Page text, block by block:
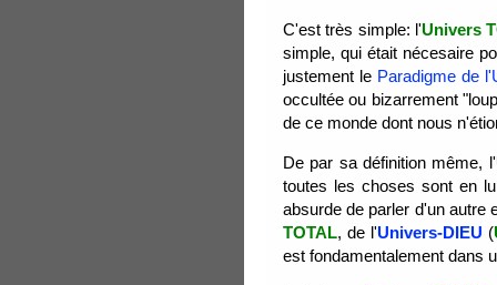
C'est très simple: l'Univers
simple, qui était nécesaire
justement le Paradigme de
occultée ou bizarrement
de ce monde dont nous
De par sa définition même, l'
toutes les choses sont en
absurde de parler d'un autre
TOTAL, de l'Univers-DIEU (
est fondamentalement dans